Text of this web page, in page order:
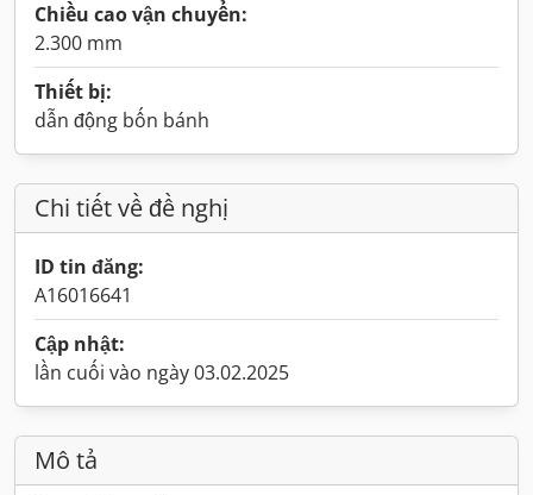
Chiều cao vận chuyển:
2.300 mm
Thiết bị:
dẫn động bốn bánh
Chi tiết về đề nghị
ID tin đăng:
A16016641
Cập nhật:
lần cuối vào ngày 03.02.2025
Mô tả